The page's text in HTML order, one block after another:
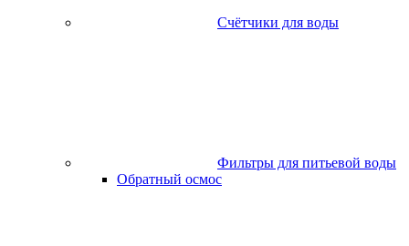
Счётчики для воды
Фильтры для питьевой воды
Обратный осмос